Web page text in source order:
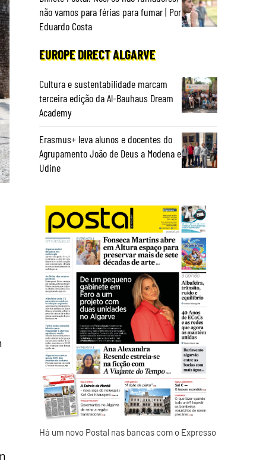
não vamos para férias para fumar | Por
Eduardo Costa
EUROPE DIRECT ALGARVE
Cultura e sustentabilidade marcam
terceira edição da Al-Bauhaus Dream
Academy
Erasmus+ leva alunos e docentes do
Agrupamento João de Deus a Modena e
Udine
Há um novo Postal nas bancas com o Expresso